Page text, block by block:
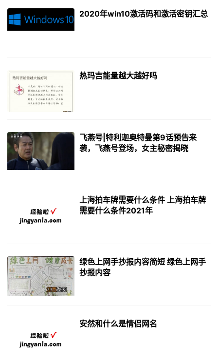
2020年win10激活码和激活密钥汇总
热玛吉能量越大越好吗
飞燕号|特利迦奥特曼第9话预告来
袭，飞燕号登场，女主秘密揭晓
上海拍车牌需要什么条件 上海拍车牌
需要什么条件2021年
绿色上网手抄报内容简短 绿色上网手
抄报内容
安然和什么是情侣网名